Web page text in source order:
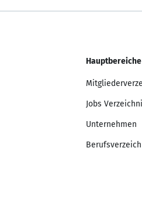
Hauptbereiche
Jobs
Unternehmen